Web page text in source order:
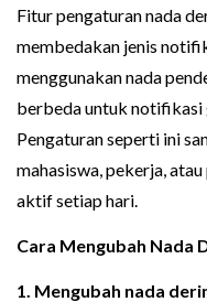
Fitur pengaturan nada
membedakan jenis
menggunakan nada
berbeda untuk notifikasi
Pengaturan seperti ini
mahasiswa, pekerja,
aktif setiap hari.
Cara Mengubah Nada
1. Mengubah nada